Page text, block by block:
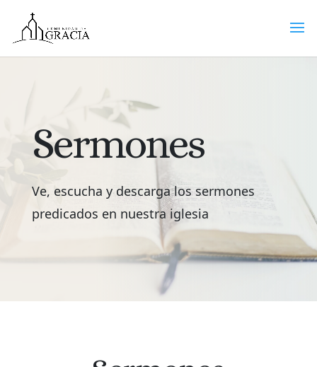
Sermones
Ve, escucha y descarga los sermones
predicados en nuestra iglesia